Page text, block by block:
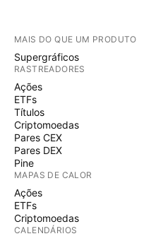
MAIS DO QUE UM PRODUTO
Supergráficos
RASTREADORES
Ações
ETFs
Títulos
Criptomoedas
Pares CEX
Pares DEX
Pine
MAPAS DE CALOR
Ações
ETFs
Criptomoedas
CALENDÁRIOS